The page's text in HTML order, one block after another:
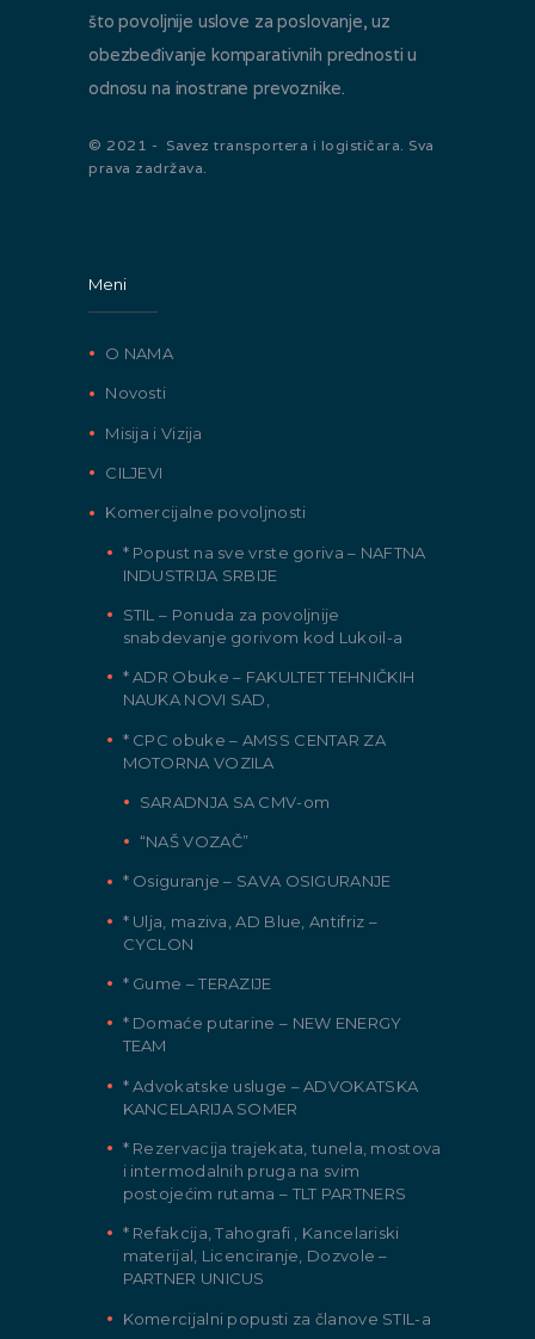
što povoljnije uslove za poslovanje, uz
obezbeđivanje komparativnih prednosti u
odnosu na inostrane prevoznike.
© 2021 - Savez transportera i logističara. Sva
prava zadržava.
Meni
O NAMA
Novosti
Misija i Vizija
CILJEVI
Komercijalne povoljnosti
* Popust na sve vrste goriva – NAFTNA
INDUSTRIJA SRBIJE
STIL – Ponuda za povoljnije
snabdevanje gorivom kod Lukoil-a
* ADR Obuke – FAKULTET TEHNIČKIH
NAUKA NOVI SAD,
* CPC obuke – AMSS CENTAR ZA
MOTORNA VOZILA
SARADNJA SA CMV-om
“NAŠ VOZAČ”
* Osiguranje – SAVA OSIGURANJE
* Ulja, maziva, AD Blue, Antifriz –
CYCLON
* Gume – TERAZIJE
* Domaće putarine – NEW ENERGY
TEAM
* Advokatske usluge – ADVOKATSKA
KANCELARIJA SOMER
* Rezervacija trajekata, tunela, mostova
i intermodalnih pruga na svim
postojećim rutama – TLT PARTNERS
* Refakcija, Tahografi , Kancelariski
materijal, Licenciranje, Dozvole –
PARTNER UNICUS
Komercijalni popusti za članove STIL-a